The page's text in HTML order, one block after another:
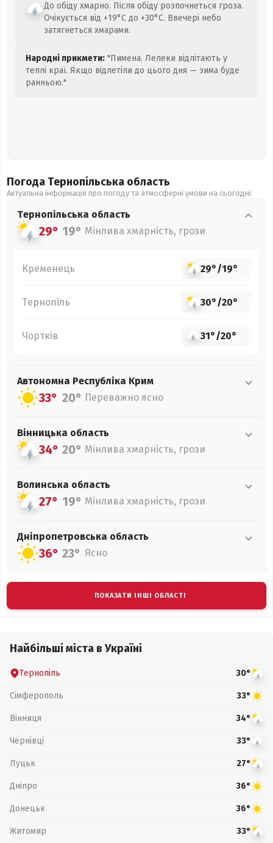
До обіду хмарно. Після обіду розпочнеться гроза.
Очікується від +19°C до +30°C. Ввечері небо
затягнеться хмарами.
Народні прикмети: "Пимена. Лелеки відлітають у
теплі краї. Якщо відлетіли до цього дня — зима буде
ранньою."
Погода Тернопільська область
Актуальна інформація про погоду та атмосферні умови на сьогодні
Тернопільська область
29° 19° Мінлива хмарність, грози
Кременець 29°/19°
Тернопіль 30°/20°
Чортків 31°/20°
Автономна Республіка Крим
33° 20° Переважно ясно
Вінницька область
34° 20° Мінлива хмарність, грози
Волинська область
27° 19° Мінлива хмарність, грози
Дніпропетровська область
36° 23° Ясно
ПОКАЗАТИ ІНШІ ОБЛАСТІ
Найбільші міста в Україні
Тернопіль 30°
Сімферополь 33°
Вінниця 34°
Чернівці 33°
Луцьк 27°
Дніпро 36°
Донецьк 36°
Житомир 33°